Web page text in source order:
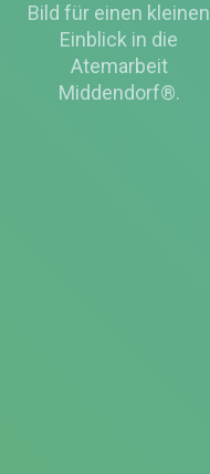
Bild für einen kleinen
Einblick in die
Atemarbeit
Middendorf®.